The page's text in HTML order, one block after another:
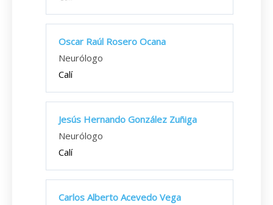
Oscar Raúl Rosero Ocana
Neurólogo
Calí
Jesús Hernando González Zuñiga
Neurólogo
Calí
Carlos Alberto Acevedo Vega